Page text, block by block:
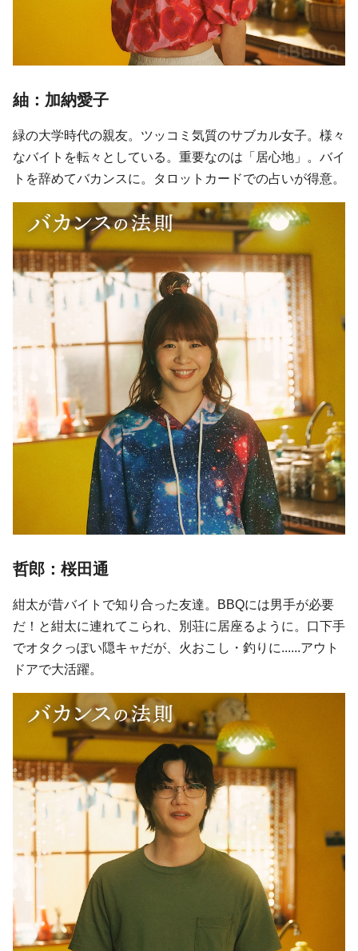
紬：加納愛子
緑の大学時代の親友。ツッコミ気質のサブカル女子。様々
なバイトを転々としている。重要なのは「居心地」。バイ
トを辞めてバカンスに。タロットカードでの占いが得意。
哲郎：桜田通
紺太が昔バイトで知り合った友達。BBQには男手が必要
だ！と紺太に連れてこられ、別荘に居座るように。口下手
でオタクっぽい隠キャだが、火おこし・釣りに......アウト
ドアで大活躍。